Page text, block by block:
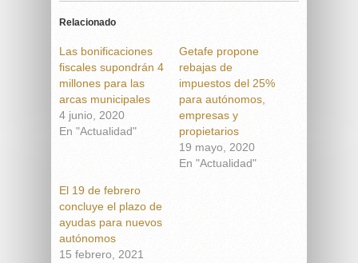
Relacionado
Las bonificaciones
fiscales supondrán 4
millones para las
arcas municipales
4 junio, 2020
En "Actualidad"
Getafe propone
rebajas de
impuestos del 25%
para autónomos,
empresas y
propietarios
19 mayo, 2020
En "Actualidad"
El 19 de febrero
concluye el plazo de
ayudas para nuevos
autónomos
15 febrero, 2021